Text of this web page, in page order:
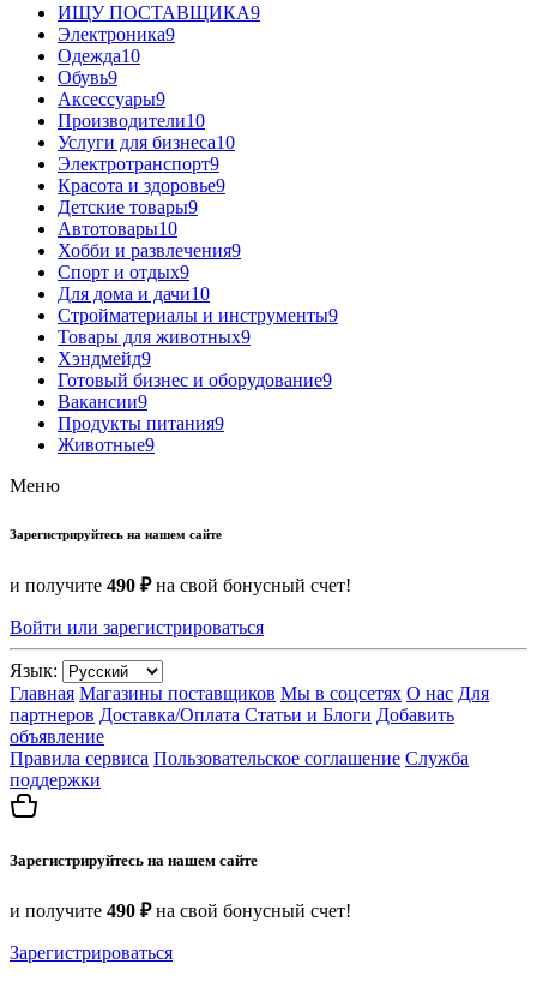
ИЩУ ПОСТАВЩИКА9
Электроника9
Одежда10
Обувь9
Аксессуары9
Производители10
Услуги для бизнеса10
Электротранспорт9
Красота и здоровье9
Детские товары9
Автотовары10
Хобби и развлечения9
Спорт и отдых9
Для дома и дачи10
Стройматериалы и инструменты9
Товары для животных9
Хэндмейд9
Готовый бизнес и оборудование9
Вакансии9
Продукты питания9
Животные9
Меню
Зарегистрируйтесь на нашем сайте
и получите 490 ₽на свой бонусный счет!
Войти или зарегистрироваться
Язык:
Главная Магазины поставщиков Мы в соцсетях О нас Для
партнеров Доставка/Оплата Статьи и Блоги Добавить
объявление
Правила сервиса Пользовательское соглашение Служба
поддержки
Зарегистрируйтесь на нашем сайте
и получите 490 ₽на свой бонусный счет!
Зарегистрироваться